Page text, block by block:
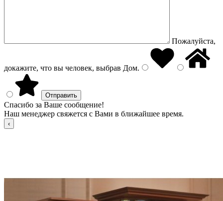
Пожалуйста,
докажите, что вы человек, выбрав Дом.
Спасибо за Ваше сообщение!
Наш менеджер свяжется с Вами в ближайшее время.